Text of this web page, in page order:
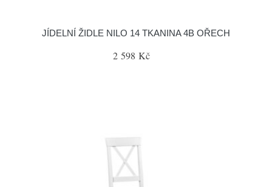
JÍDELNÍ ŽIDLE NILO 14 TKANINA 4B OŘECH
2 598 Kč